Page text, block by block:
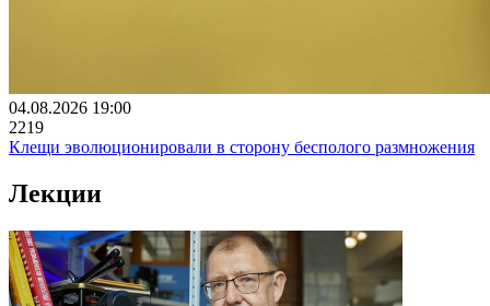
04.08.2026 19:00
2219
Клещи эволюционировали в сторону бесполого размножения
Лекции